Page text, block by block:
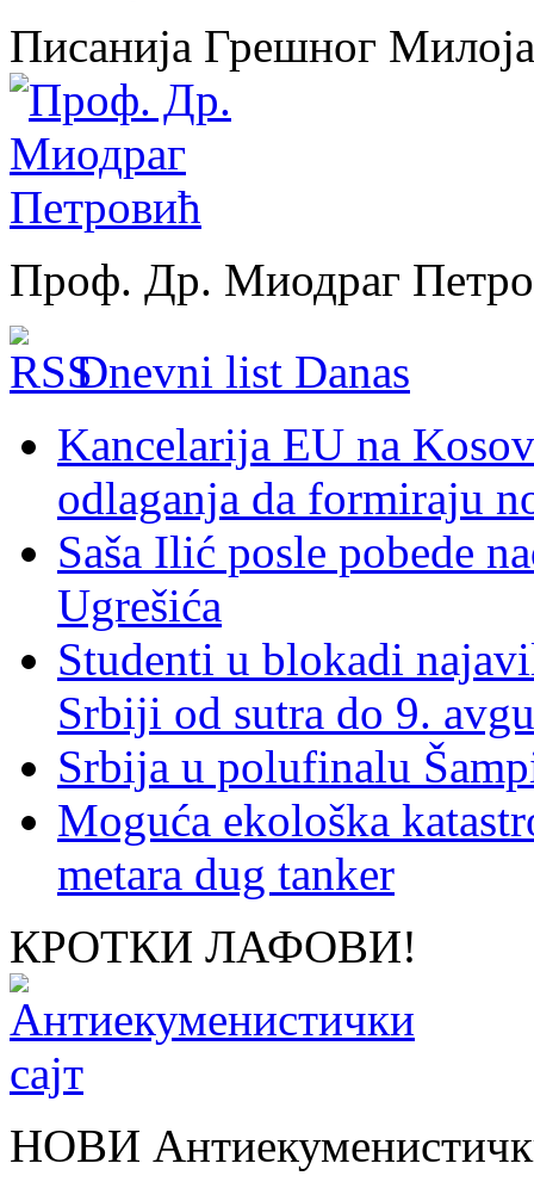
Писанија Грешног Милоја
Проф. Др. Миодраг
Dnevni list Danas
Kancelarija EU na
odlaganja da formiraju
Saša Ilić posle pobede
Ugrešića
Studenti u blokadi
Srbiji od sutra do 9.
Srbija u polufinalu
Moguća ekološka
metara dug tanker
КРОТКИ ЛАФОВИ!
НОВИ